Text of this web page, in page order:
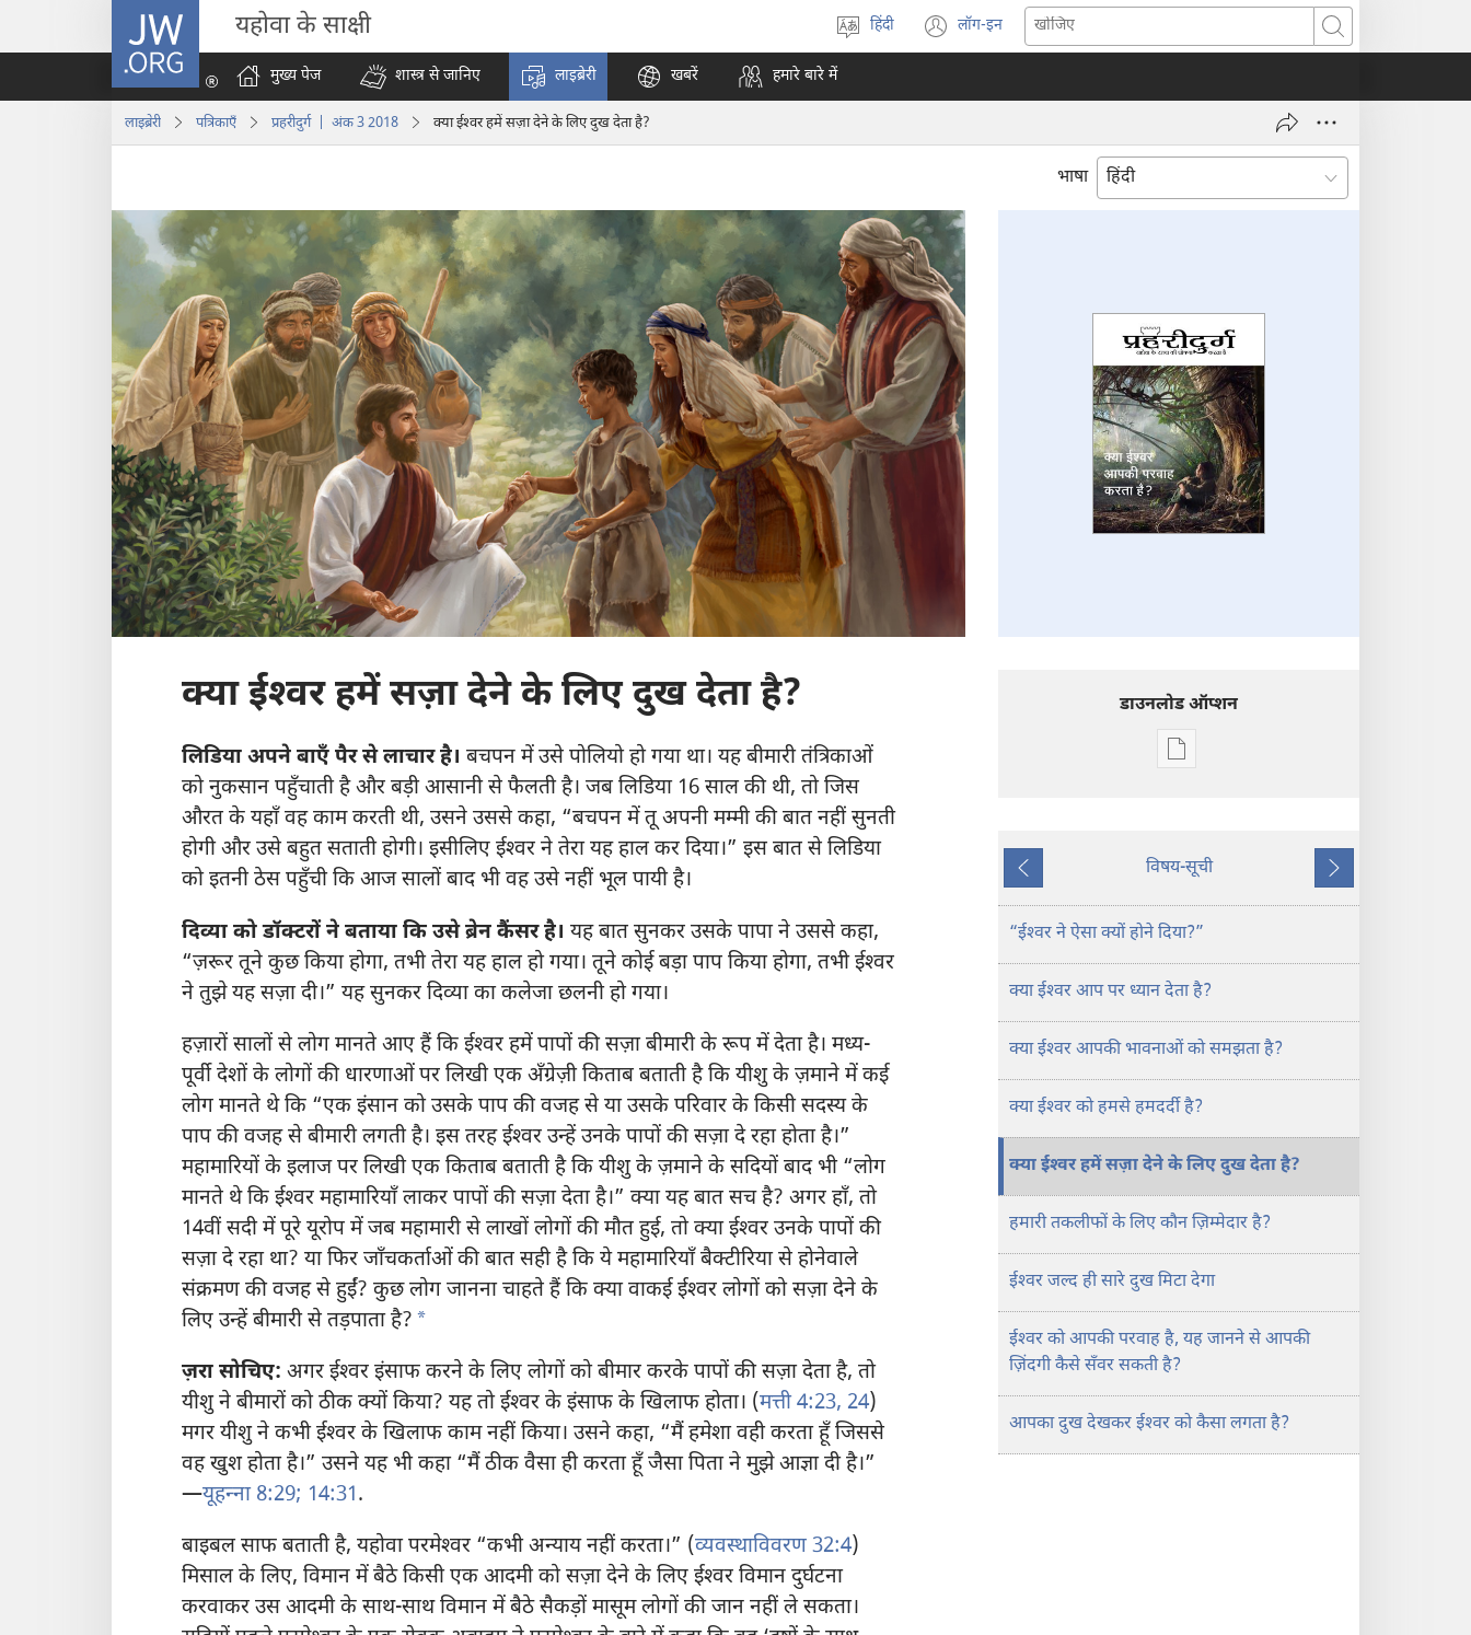
JW.ORG यहोवा के साक्षी
भाषा
चुनें
हिंदी लॉग-इन
(opens
new
खोजिए
मुख्य पेज शास्त्र से जानिए लाइब्रेरी खबरें हमारे बारे में
लाइब्रेरी पत्रिकाएँ प्रहरीदुर्ग | अंक 3 2018 क्या ईश्‍वर हमें सज़ा देने के लिए दुख देता है?
भाषा
क्या ईश्‍वर हमें सज़ा देने के लिए दुख देता है?
लिडिया अपने बाएँ पैर से लाचार है। बचपन में उसे पोलियो हो गया था। यह बीमारी तंत्रिकाओं
को नुकसान पहुँचाती है और बड़ी आसानी से फैलती है। जब लिडिया 16 साल की थी, तो जिस
औरत के यहाँ वह काम करती थी, उसने उससे कहा, “बचपन में तू अपनी मम्मी की बात नहीं सुनती
होगी और उसे बहुत सताती होगी। इसीलिए ईश्‍वर ने तेरा यह हाल कर दिया।” इस बात से लिडिया
को इतनी ठेस पहुँची कि आज सालों बाद भी वह उसे नहीं भूल पायी है।
दिव्या को डॉक्टरों ने बताया कि उसे ब्रेन कैंसर है। यह बात सुनकर उसके पापा ने उससे कहा,
“ज़रूर तूने कुछ किया होगा, तभी तेरा यह हाल हो गया। तूने कोई बड़ा पाप किया होगा, तभी ईश्‍वर
ने तुझे यह सज़ा दी।” यह सुनकर दिव्या का कलेजा छलनी हो गया।
हज़ारों सालों से लोग मानते आए हैं कि ईश्‍वर हमें पापों की सज़ा बीमारी के रूप में देता है। मध्य-
पूर्वी देशों के लोगों की धारणाओं पर लिखी एक अँग्रेज़ी किताब बताती है कि यीशु के ज़माने में कई
लोग मानते थे कि “एक इंसान को उसके पाप की वजह से या उसके परिवार के किसी सदस्य के
पाप की वजह से बीमारी लगती है। इस तरह ईश्‍वर उन्हें उनके पापों की सज़ा दे रहा होता है।”
महामारियों के इलाज पर लिखी एक किताब बताती है कि यीशु के ज़माने के सदियों बाद भी “लोग
मानते थे कि ईश्‍वर महामारियाँ लाकर पापों की सज़ा देता है।” क्या यह बात सच है? अगर हाँ, तो
14वीं सदी में पूरे यूरोप में जब महामारी से लाखों लोगों की मौत हुई, तो क्या ईश्‍वर उनके पापों की
सज़ा दे रहा था? या फिर जाँचकर्ताओं की बात सही है कि ये महामारियाँ बैक्टीरिया से होनेवाले
संक्रमण की वजह से हुईं? कुछ लोग जानना चाहते हैं कि क्या वाकई ईश्‍वर लोगों को सज़ा देने के
लिए उन्हें बीमारी से तड़पाता है? a
ज़रा सोचिए: अगर ईश्‍वर इंसाफ करने के लिए लोगों को बीमार करके पापों की सज़ा देता है, तो
यीशु ने बीमारों को ठीक क्यों किया? यह तो ईश्‍वर के इंसाफ के खिलाफ होता। (मत्ती 4:23, 24)
मगर यीशु ने कभी ईश्‍वर के खिलाफ काम नहीं किया। उसने कहा, “मैं हमेशा वही करता हूँ जिससे
वह खुश होता है।” उसने यह भी कहा “मैं ठीक वैसा ही करता हूँ जैसा पिता ने मुझे आज्ञा दी है।”​
—यूहन्‍ना 8:29; 14:31.
बाइबल साफ बताती है, यहोवा परमेश्‍वर “कभी अन्याय नहीं करता।” (व्यवस्थाविवरण 32:4)
मिसाल के लिए, विमान में बैठे किसी एक आदमी को सज़ा देने के लिए ईश्‍वर विमान दुर्घटना
करवाकर उस आदमी के साथ-साथ विमान में बैठे सैकड़ों मासूम लोगों की जान नहीं ले सकता।
डाउनलोड ऑप्शन
डिजिटल
प्रहरीदुर्ग
आपकी
परवाह
करता
है?
पिछला
विषय-सूची
अगला
“ईश्‍वर ने ऐसा क्यों होने दिया?”
क्या ईश्‍वर आप पर ध्यान देता है?
क्या ईश्‍वर आपकी भावनाओं को समझता है?
क्या ईश्‍वर को हमसे हमदर्दी है?
क्या ईश्‍वर हमें सज़ा देने के लिए दुख देता है?
हमारी तकलीफों के लिए कौन ज़िम्मेदार है?
ईश्‍वर जल्द ही सारे दुख मिटा देगा
ईश्‍वर को आपकी परवाह है, यह जानने से आपकी
ज़िंदगी कैसे सँवर सकती है?
आपका दुख देखकर ईश्‍वर को कैसा लगता है?